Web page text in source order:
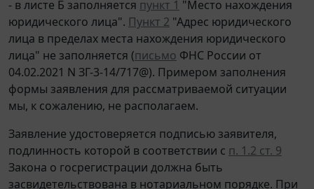
- в листе Б заполняется пункт 1 "Место нахождения
юридического лица". Пункт 2 "Адрес юридического
лица в пределах места нахождения юридического
лица" не заполняется (письмо ФНС России от
04.02.2021 N ЗГ-3-14/717@). Примером заполнения
формы заявления для рассматриваемой ситуации
мы, к сожалению, не располагаем.
Заявление удостоверяется подписью заявителя,
подлинность которой в соответствии с п. 1.2 ст. 9
Закона о госрегистрации должна быть
засвидетельствована в нотариальном порядке. При